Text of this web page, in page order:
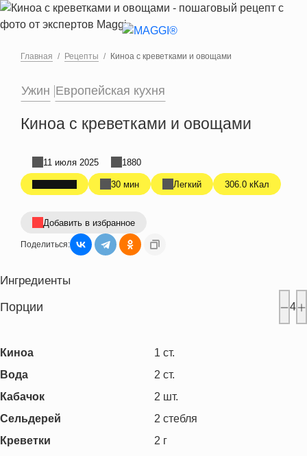
Перейти к основному содержанию
Главная Рецепты Киноа с креветками и овощами
Ужин Европейская кухня
Киноа с креветками и овощами
30 мин Легкий 306.0 кКал
11 июля 2025 1880
Добавить в избранное
Поделиться:
Ингредиенты
Порции 4
Киноа 1 ст.
Вода
2 ст.
Кабачок
2 шт.
Сельдерей
2 стебля
Креветки
2 г